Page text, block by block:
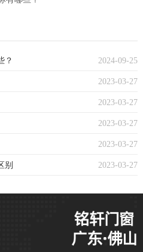
2024-09-25
？
2023-03-27
2023-03-27
2023-03-27
2023-03-27
2023-03-27
别